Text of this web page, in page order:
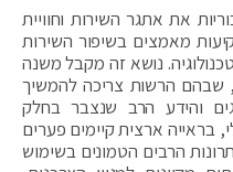
את אתגר השירות וחוויית
מאמצים בשיפור השירות
נושא זה מקבל משנה
שבהם הרשות צריכה להמשיך
והידע הרב שנצבר בחלק
בראייה ארצית קיימים פערים
הרבים הטמונים בשימוש